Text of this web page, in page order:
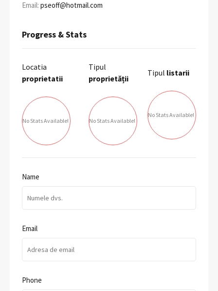
Email: pseoff@hotmail.com
Progress & Stats
Locatia
proprietatii
No Stats Available!
Tipul
proprietății
No Stats Available!
Tipul listarii
No Stats Available!
Name
Email
Phone